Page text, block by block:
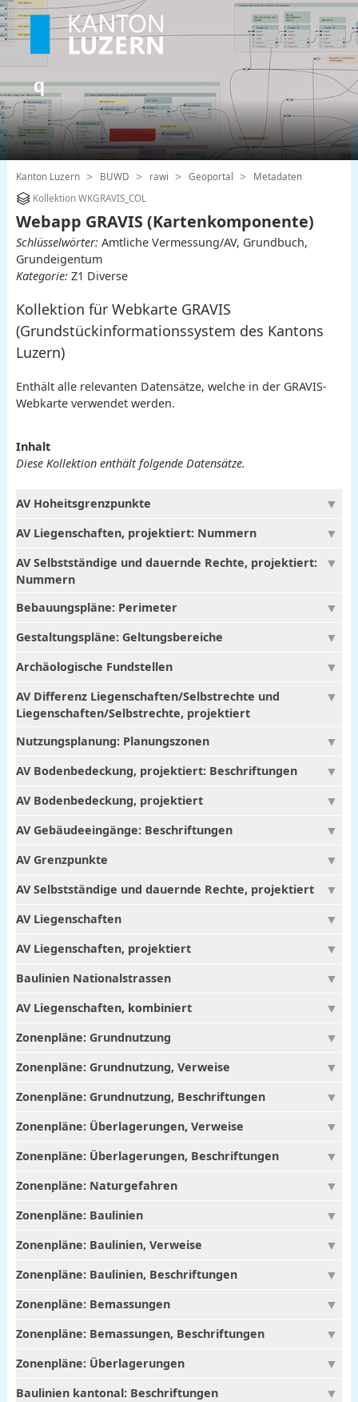
Kanton Luzern BUWD rawi Geoportal
Metadaten
Kollektion WKGRAVIS_COL
Webapp GRAVIS (Kartenkomponente)
Schlüsselwörter:Amtliche Vermessung/AV, Grundbuch,
Grundeigentum
Kategorie:Z1 Diverse
Kollektion für Webkarte GRAVIS
(Grundstückinformationssystem des Kantons
Luzern)
Enthält alle relevanten Datensätze, welche in der GRAVIS-
Webkarte verwendet werden.
Inhalt
Diese Kollektion enthält folgende Datensätze.
AV Hoheitsgrenzpunkte
AV Liegenschaften, projektiert: Nummern
AV Selbstständige und dauernde Rechte, projektiert:
Nummern
Bebauungspläne: Perimeter
Gestaltungspläne: Geltungsbereiche
Archäologische Fundstellen
AV Differenz Liegenschaften/Selbstrechte und
Liegenschaften/Selbstrechte, projektiert
Nutzungsplanung: Planungszonen
AV Bodenbedeckung, projektiert: Beschriftungen
AV Bodenbedeckung, projektiert
AV Gebäudeeingänge: Beschriftungen
AV Grenzpunkte
AV Selbstständige und dauernde Rechte, projektiert
AV Liegenschaften
AV Liegenschaften, projektiert
Baulinien Nationalstrassen
AV Liegenschaften, kombiniert
Zonenpläne: Grundnutzung
Zonenpläne: Grundnutzung, Verweise
Zonenpläne: Grundnutzung, Beschriftungen
Zonenpläne: Überlagerungen, Verweise
Zonenpläne: Überlagerungen, Beschriftungen
Zonenpläne: Naturgefahren
Zonenpläne: Baulinien
Zonenpläne: Baulinien, Verweise
Zonenpläne: Baulinien, Beschriftungen
Zonenpläne: Bemassungen
Zonenpläne: Bemassungen, Beschriftungen
Zonenpläne: Überlagerungen
Baulinien kantonal: Beschriftungen